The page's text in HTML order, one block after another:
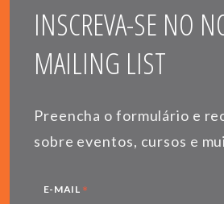
INSCREVA-SE NO
MAILING LIST
Preencha o formulário e
sobre eventos, cursos e
E-MAIL *